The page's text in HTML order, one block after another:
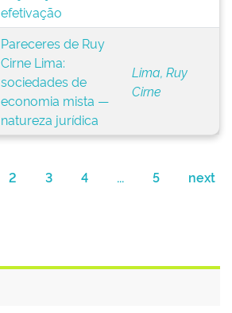
efetivação
Pareceres de Ruy
Cirne Lima:
sociedades de
economia mista —
natureza jurídica
Lima, Ruy
Cirne
2 3 4 ... 5 next